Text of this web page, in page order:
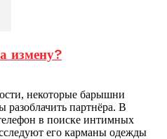
измену?
некоторые барышни
разоблачить партнёра. В
в поиске интимных
его карманы одежды